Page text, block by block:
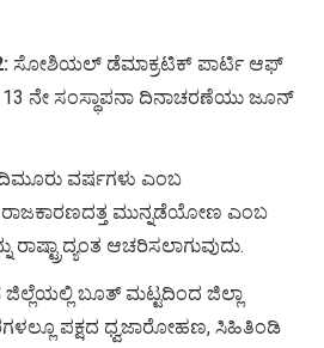
ಸೋಶಿಯಲ್ ಡೆಮಾಕ್ರಟಿಕ್ ಪಾರ್ಟಿ ಆಫ್
ನೇ ಸಂಸ್ಥಾಪನಾ ದಿನಾಚರಣೆಯು ಜೂನ್
ವರ್ಷಗಳು ಎಂಬ
ಮುನ್ನಡೆಯೋಣ ಎಂಬ
ಆಚರಿಸಲಾಗುವುದು.
ಜಿಲ್ಲೆಯಲ್ಲಿ ಬೂತ್ ಮಟ್ಟದಿಂದ ಜಿಲ್ಲಾ
ಪಕ್ಷದ ಧ್ವಜಾರೋಹಣ, ಸಿಹಿತಿಂಡಿ